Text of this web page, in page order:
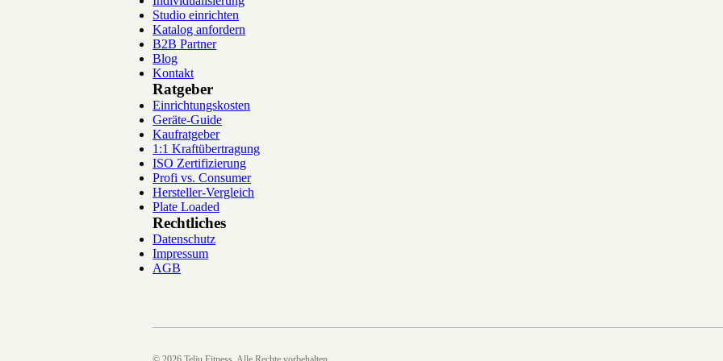
Studio einrichten
Katalog anfordern
B2B Partner
Blog
Kontakt
Ratgeber
Einrichtungskosten
Geräte-Guide
Kaufratgeber
1:1 Kraftübertragung
ISO Zertifizierung
Profi vs. Consumer
Hersteller-Vergleich
Plate Loaded
Rechtliches
Datenschutz
Impressum
AGB